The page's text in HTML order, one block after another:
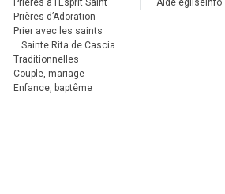
Prières à l’Esprit Saint
Prières d’Adoration
Prier avec les saints
Sainte Rita de Cascia
Traditionnelles
Couple, mariage
Enfance, baptême
Aide egliseinfo